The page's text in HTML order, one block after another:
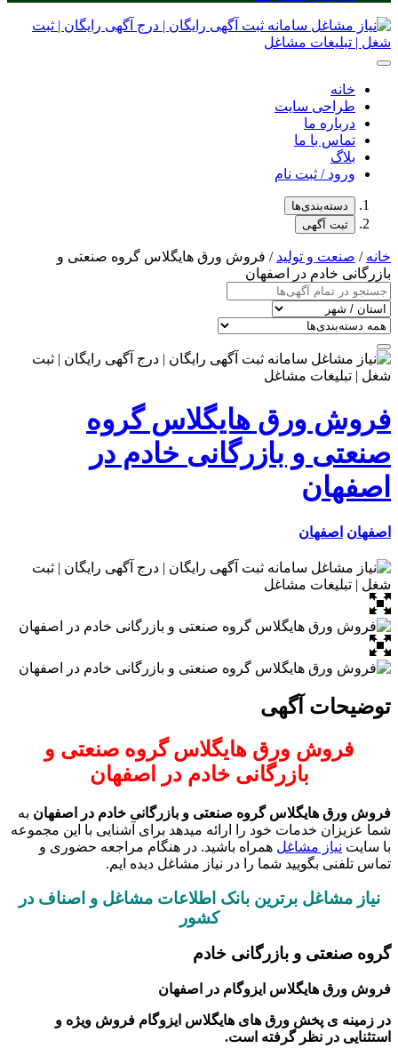
خانه
طراحی سایت
درباره ما
تماس با ما
بلاگ
ورود / ثبت نام
دسته‌بندی‌ها
ثبت آگهی
خانه/ صنعت و تولید/ فروش ورق هایگلاس گروه صنعتی و
بازرگانی خادم در اصفهان
فروش ورق هایگلاس گروه
صنعتی و بازرگانی خادم در
اصفهان
اصفهان اصفهان
توضیحات آگهی
فروش ورق هایگلاس گروه صنعتی و
بازرگانی خادم در اصفهان
فروش ورق هایگلاس گروه صنعتی و بازرگانی خادم در اصفهانبه
شما عزیزان خدمات خود را ارائه میدهد برای آشنایی با این مجموعه
با سایت نیاز مشاغل همراه باشید. در هنگام مراجعه حضوری و
تماس تلفنی بگویید شما را در نیاز مشاغل دیده ایم.
نیاز مشاغل برترین بانک اطلاعات مشاغل و اصناف در
کشور
گروه صنعتی و بازرگانی خادم
فروش ورق هایگلاس ایزوگام در اصفهان
در زمینه ی پخش ورق های هایگلاس ایزوگام فروش ویژه و
استثنایی در نظر گرفته است.